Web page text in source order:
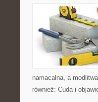
namacalna, a
również: Cuda i